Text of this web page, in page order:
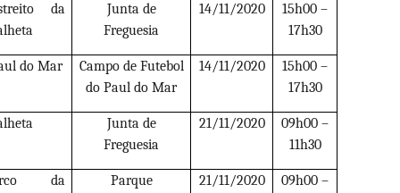
da
Junta de
Freguesia
14/11/2020
15h00 –
17h30
do Mar
Campo de Futebol
do Paul do Mar
14/11/2020
15h00 –
17h30
Junta de
Freguesia
21/11/2020
09h00 –
11h30
da
Parque
21/11/2020
09h00 –